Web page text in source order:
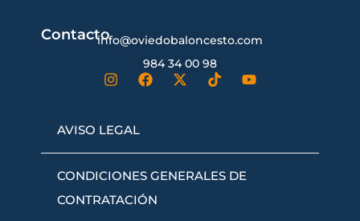
Contactoinfo@oviedobaloncesto.com
984 34 00 98
AVISO LEGAL
CONDICIONES GENERALES DE
CONTRATACIÓN